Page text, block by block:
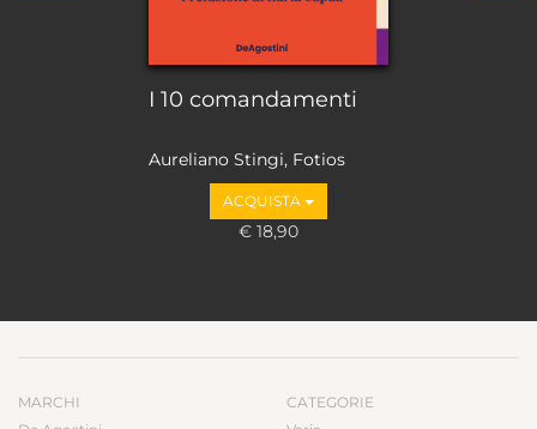
I 10 comandamenti
Aureliano Stingi, Fotios
Loupakis
ACQUISTA
€ 18,90
MARCHI
CATEGORIE